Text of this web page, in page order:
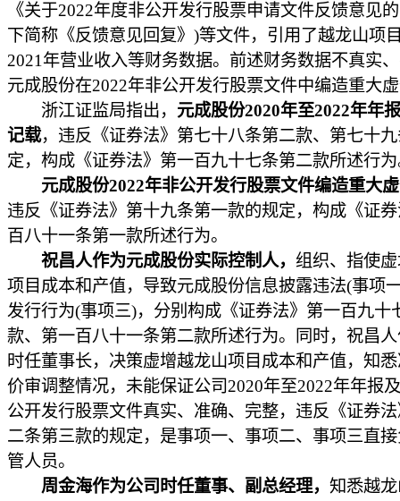
《关于2022年度非公开发行股票申请文件反馈意见
下简称《反馈意见回复》)等文件，引用了越龙山项
2021年营业收入等财务数据。前述财务数据不真实
元成股份在2022年非公开发行股票文件中编造重大
浙江证监局指出， 元成股份2020年至2022年年
记载，违反《证券法》第七十八条第二款、第七十
定，构成《证券法》第一百九十七条第二款所述行
元成股份2022年非公开发行股票文件编造重大
违反《证券法》第十九条第一款的规定，构成《证
百八十一条第一款所述行为。
祝昌人作为元成股份实际控制人， 组织、指使
项目成本和产值，导致元成股份信息披露违法(事项
发行行为(事项三)，分别构成《证券法》第一百九十
款、第一百八十一条第二款所述行为。同时，祝昌
时任董事长，决策虚增越龙山项目成本和产值，知
价审调整情况，未能保证公司2020年至2022年年报
公开发行股票文件真实、准确、完整，违反《证券
二条第三款的规定，是事项一、事项二、事项三直
管人员。
周金海作为公司时任董事、副总经理， 知悉越